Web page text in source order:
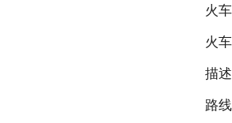
火
火
描述
路